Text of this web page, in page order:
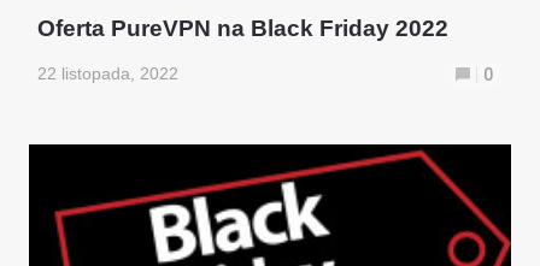
Oferta PureVPN na Black Friday 2022
22 listopada, 2022 0